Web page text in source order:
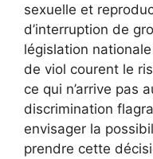
sexuelle et
d’interruption de
législation
de viol courent le
ce qui n’arrive pas
discrimination
envisager la
prendre cette